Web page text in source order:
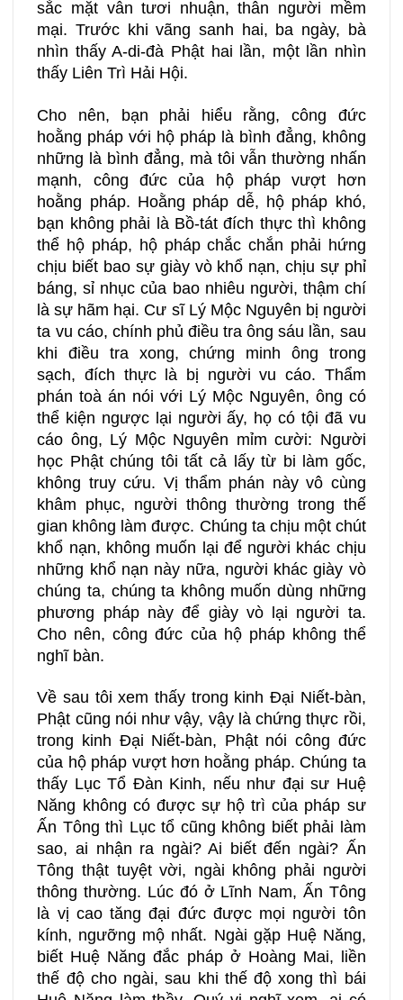
sắc mặt vẫn tươi nhuận, thân người mềm
mại. Trước khi vãng sanh hai, ba ngày, bà
nhìn thấy A-di-đà Phật hai lần, một lần nhìn
thấy Liên Trì Hải Hội.
Cho nên, bạn phải hiểu rằng, công đức
hoằng pháp với hộ pháp là bình đẳng, không
những là bình đẳng, mà tôi vẫn thường nhấn
mạnh, công đức của hộ pháp vượt hơn
hoằng pháp. Hoằng pháp dễ, hộ pháp khó,
bạn không phải là Bồ-tát đích thực thì không
thể hộ pháp, hộ pháp chắc chắn phải hứng
chịu biết bao sự giày vò khổ nạn, chịu sự phỉ
báng, sỉ nhục của bao nhiêu người, thậm chí
là sự hãm hại. Cư sĩ Lý Mộc Nguyên bị người
ta vu cáo, chính phủ điều tra ông sáu lần, sau
khi điều tra xong, chứng minh ông trong
sạch, đích thực là bị người vu cáo. Thẩm
phán toà án nói với Lý Mộc Nguyên, ông có
thể kiện ngược lại người ấy, họ có tội đã vu
cáo ông, Lý Mộc Nguyên mỉm cười: Người
học Phật chúng tôi tất cả lấy từ bi làm gốc,
không truy cứu. Vị thẩm phán này vô cùng
khâm phục, người thông thường trong thế
gian không làm được. Chúng ta chịu một chút
khổ nạn, không muốn lại để người khác chịu
những khổ nạn này nữa, người khác giày vò
chúng ta, chúng ta không muốn dùng những
phương pháp này để giày vò lại người ta.
Cho nên, công đức của hộ pháp không thể
nghĩ bàn.
Về sau tôi xem thấy trong kinh Đại Niết-bàn,
Phật cũng nói như vậy, vậy là chứng thực rồi,
trong kinh Đại Niết-bàn, Phật nói công đức
của hộ pháp vượt hơn hoằng pháp. Chúng ta
thấy Lục Tổ Đàn Kinh, nếu như đại sư Huệ
Năng không có được sự hộ trì của pháp sư
Ấn Tông thì Lục tổ cũng không biết phải làm
sao, ai nhận ra ngài? Ai biết đến ngài? Ấn
Tông thật tuyệt vời, ngài không phải người
thông thường. Lúc đó ở Lĩnh Nam, Ấn Tông
là vị cao tăng đại đức được mọi người tôn
kính, ngưỡng mộ nhất. Ngài gặp Huệ Năng,
biết Huệ Năng đắc pháp ở Hoàng Mai, liền
thế độ cho ngài, sau khi thế độ xong thì bái